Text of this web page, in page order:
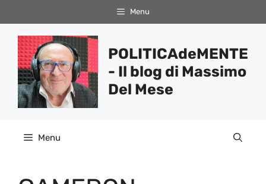
al
contenuto
Menu
POLITICAdeMENTE
- Il blog di Massimo
Del Mese
Menu